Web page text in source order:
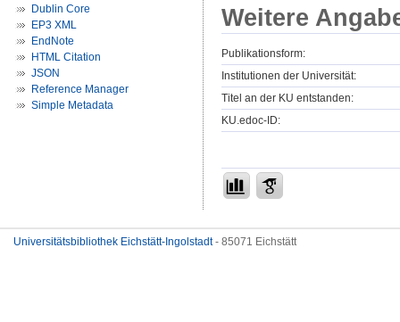
Dublin Core
EP3 XML
EndNote
HTML Citation
JSON
Reference Manager
Simple Metadata
Weitere
Publikationsform:
Institutionen der Universität:
Titel an der KU entstanden:
KU.edoc-ID:
Universitätsbibliothek Eichstätt-Ingolstadt- 85071 Eichstätt